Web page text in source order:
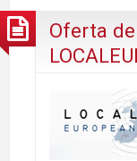
Oferta